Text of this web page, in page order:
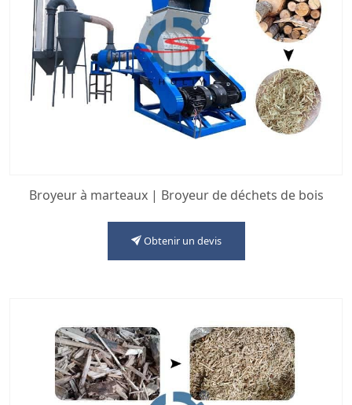
Broyeur à marteaux | Broyeur de déchets de bois
Obtenir un devis